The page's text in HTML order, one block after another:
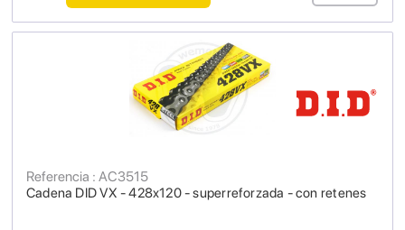
Cadena DID VX - 428x120 - superreforzada - con retenes
Referencia : AC3515